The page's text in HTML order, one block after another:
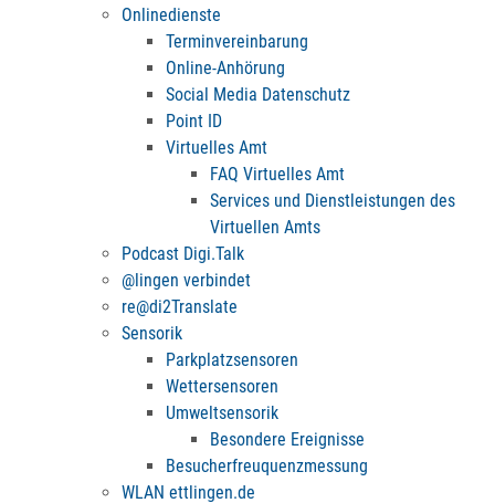
Onlinedienste
Terminvereinbarung
Online-Anhörung
Social Media Datenschutz
Point ID
Virtuelles Amt
FAQ Virtuelles Amt
Services und Dienstleistungen des
Virtuellen Amts
Podcast Digi.Talk
@lingen verbindet
re@di2Translate
Sensorik
Parkplatzsensoren
Wettersensoren
Umweltsensorik
Besondere Ereignisse
Besucherfreuquenzmessung
WLAN ettlingen.de